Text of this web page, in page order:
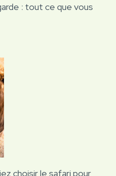
: tout ce que vous
choisir le safari pour